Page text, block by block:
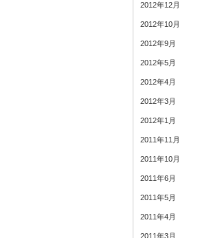
2012年12月
2012年10月
2012年9月
2012年5月
2012年4月
2012年3月
2012年1月
2011年11月
2011年10月
2011年6月
2011年5月
2011年4月
2011年3月